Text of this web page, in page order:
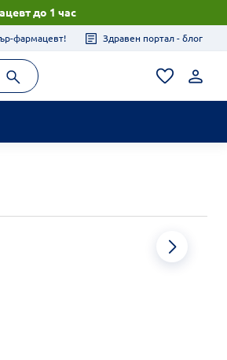
до 1 час
фармацевт! Здравен портал - блог